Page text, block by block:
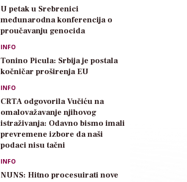
U petak u Srebrenici
međunarodna konferencija o
proučavanju genocida
INFO
Tonino Picula: Srbija je postala
kočničar proširenja EU
INFO
CRTA odgovorila Vučiću na
omalovažavanje njihovog
istraživanja: Odavno bismo imali
prevremene izbore da naši
podaci nisu tačni
INFO
NUNS: Hitno procesuirati nove